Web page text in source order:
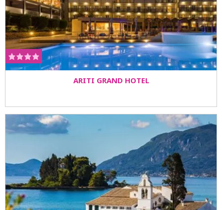
ARITI GRAND HOTEL